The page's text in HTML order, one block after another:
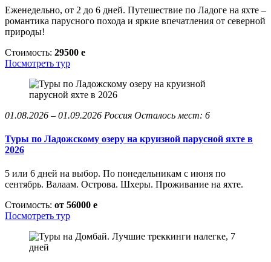
Еженедельно, от 2 до 6 дней. Путешествие по Ладоге на яхте –
романтика парусного похода и яркие впечатления от северной
природы!
Стоимость: 29500 e
Посмотреть тур
01.08.2026 – 01.09.2026 Россия Осталось мест: 6
Туры по Ладожскому озеру на круизной парусной яхте в
2026
5 или 6 дней на выбор. По понедельникам с июня по
сентябрь. Валаам. Острова. Шхеры. Проживание на яхте.
Стоимость: от 56000 e
Посмотреть тур